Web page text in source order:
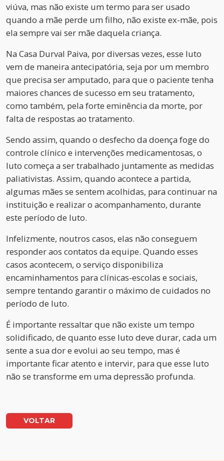
viúva, mas não existe um termo para ser usado
quando a mãe perde um filho, não existe ex-mãe, pois
ela sempre vai ser mãe daquela criança.
Na Casa Durval Paiva, por diversas vezes, esse luto
vem de maneira antecipatória, seja por um membro
que precisa ser amputado, para que o paciente tenha
maiores chances de sucesso em seu tratamento,
como também, pela forte eminência da morte, por
falta de respostas ao tratamento.
Sendo assim, quando o desfecho da doença foge do
controle clínico e intervenções medicamentosas, o
luto começa a ser trabalhado juntamente as medidas
paliativistas. Assim, quando acontece a partida,
algumas mães se sentem acolhidas, para continuar na
instituição e realizar o acompanhamento, durante
este período de luto.
Infelizmente, noutros casos, elas não conseguem
responder aos contatos da equipe. Quando esses
casos acontecem, o serviço disponibiliza
encaminhamentos para clínicas-escolas e sociais,
sempre tentando garantir o máximo de cuidados no
período de luto.
É importante ressaltar que não existe um tempo
solidificado, de quanto esse luto deve durar, cada um
sente a sua dor e evolui ao seu tempo, mas é
importante ficar atento e intervir, para que esse luto
não se transforme em uma depressão profunda.
VOLTAR